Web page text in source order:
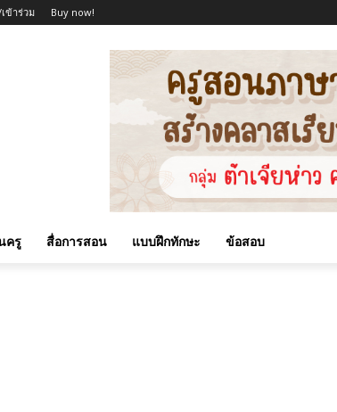
ข้าร่วม Buy now!
ครู สื่อการสอน แบบฝึกทักษะ ข้อสอบ